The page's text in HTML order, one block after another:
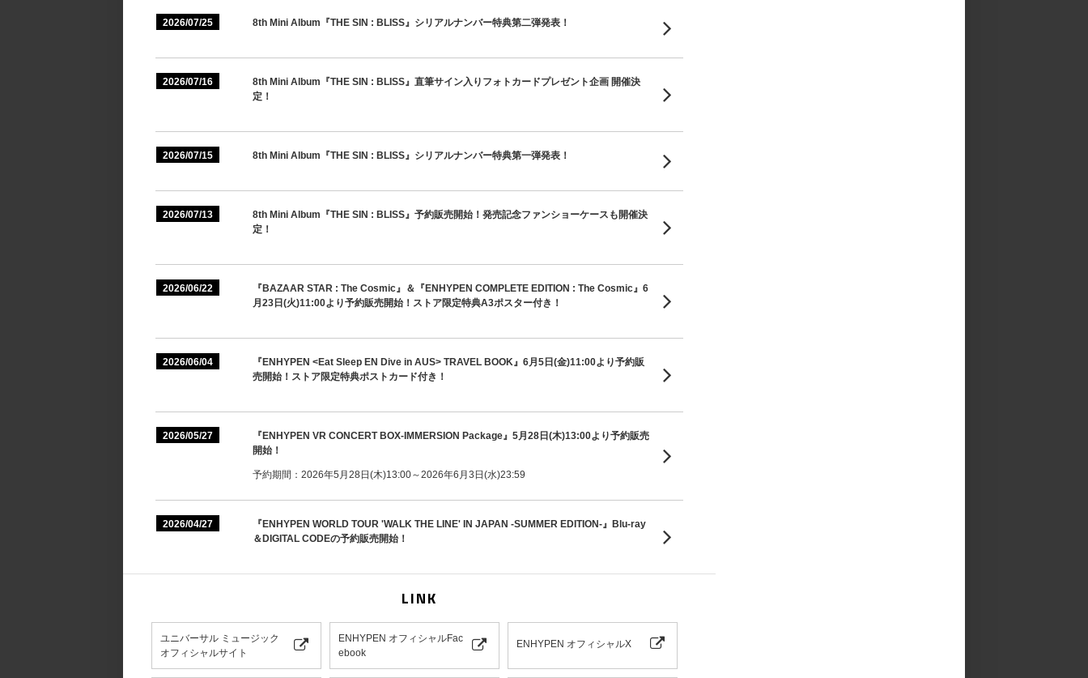
2026/07/25 8th Mini Album『THE SIN : BLISS』シリアルナンバー特典第二弾発表！
2026/07/16
8th Mini Album『THE SIN : BLISS』直筆サイン入りフォトカードプレゼント企画 開催決
定！
2026/07/15 8th Mini Album『THE SIN : BLISS』シリアルナンバー特典第一弾発表！
2026/07/13
8th Mini Album『THE SIN : BLISS』予約販売開始！発売記念ファンショーケースも開催決
定！
2026/06/22
『BAZAAR STAR : The Cosmic』＆『ENHYPEN COMPLETE EDITION : The Cosmic』6
月23日(火)11:00より予約販売開始！ストア限定特典A3ポスター付き！
2026/06/04
『ENHYPEN <Eat Sleep EN Dive in AUS> TRAVEL BOOK』6月5日(金)11:00より予約販
売開始！ストア限定特典ポストカード付き！
2026/05/27
『ENHYPEN VR CONCERT BOX-IMMERSION Package』5月28日(木)13:00より予約販売
開始！
予約期間：2026年5月28日(木)13:00～2026年6月3日(水)23:59
2026/04/27
『ENHYPEN WORLD TOUR 'WALK THE LINE' IN JAPAN -SUMMER EDITION-』Blu-ray
＆DIGITAL CODEの予約販売開始！
LINK
ユニバーサル ミュージック
オフィシャルサイト
ENHYPEN オフィシャルFac
ebook
ENHYPEN オフィシャルX